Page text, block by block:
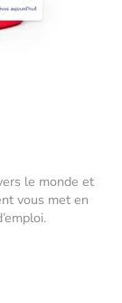
le monde et
vous met en